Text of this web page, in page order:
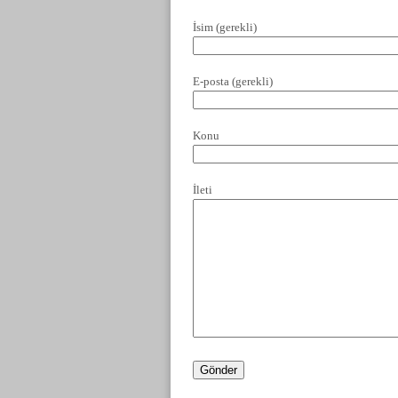
İsim (gerekli)
E-posta (gerekli)
Konu
İleti